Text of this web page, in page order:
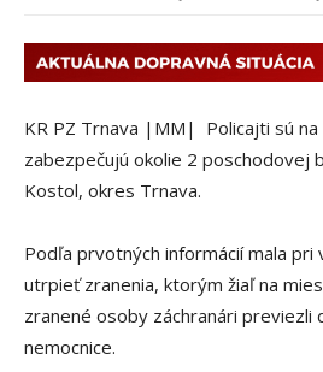
KR PZ Trnava |MM| Policajti sú
zabezpečujú okolie 2 poschodovej
Kostol, okres Trnava.
Podľa prvotných informácií mala pri
utrpieť zranenia, ktorým žiaľ na
zranené osoby záchranári previezli
nemocnice.